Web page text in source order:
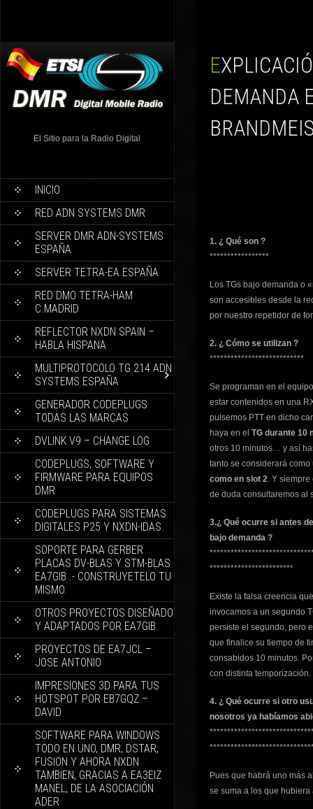
El Sitio para la Radio Digital
INICIO
RED ADN SYSTEMS DMR
SERVER DMR ADN-SYSTEMS
ESPAÑA
SERVER TETRA-EA ESPAÑA
RED DMO TETRA-HAM
C.MADRID
REFLECTOR NXDN SPAIN –
HABLA HISPANA
MULTIPROTOCOLO TG 214 ADN
SYSTEMS ESPAÑA
GENERADOR CODEPLUGS
TODAS LAS MARCAS
DVLINK V9 – CHANGE LOG
CODEPLUGS, SOFTWARE Y
FIRMWARE PARA EQUIPOS
DMR
CODEPLUGS PARA SISTEMAS
DIGITALES P25 Y NXDN-IDAS.
SOPORTE PARA GERBER
PLACAS DV-BLAS Y STM-BLAS
EA7GIB .- CONSTRUYETELO TU
MISMO.
OTROS PROYECTOS DISEÑADO
Y ADAPTADOS POR EA7GIB.
PROYECTOS DE EA7JCL –
JOSE ANTONIO
IMPRESIONES 3D PARA TUS
HOTSPOT POR EB7GQZ –
DAVID
SOFTWARE PARA WINDOWS
TODO EN UNO, DMR, DSTAR,
FUSION Y AHORA NXDN
TAMBIEN, GRACIAS A EA3EIZ
MANEL, DE LA ASOCIACIÓN
ADER
EXPLICACIÓN TGS BAJO
DEMANDA
1. ¿ Qué son ?
*****************
Los TGs bajo demanda o
son accesibles desde la
por nuestro repetidor de
2. ¿ Cómo se utilizan ?
***************************
Se programan en el
estar contenidos en una
pulsemos PTT en dicho
haya en el TG durante 10
otros 10 minutos… y así
tanto se considerará
como en slot 2. Y
de duda consultaremos al
3.¿ Qué ocurre si antes
bajo demanda ?
************************
Existe la falsa creencia
invocamos a un segundo
persiste el segundo, pero
que finalice su tiempo de
consabidos 10 minutos.
con distinta temporización.
4. ¿ Qué ocurre si otro
nosotros ya habíamos
Pues que habrá uno más
se suma a los que hubiera